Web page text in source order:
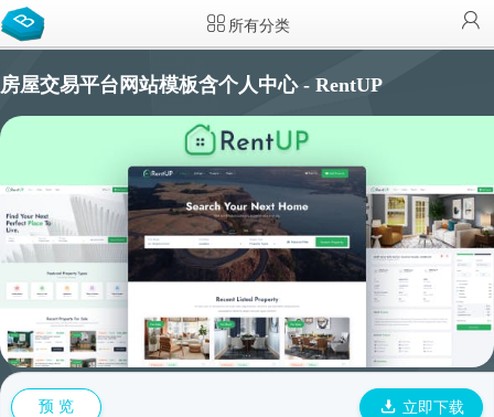
所有分类
房屋交易平台网站模板含个人中心 - RentUP
预 览 立即下载